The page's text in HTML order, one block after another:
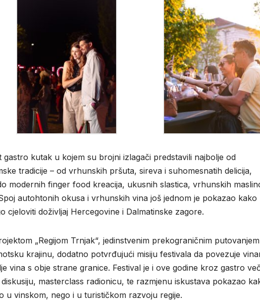
kutak u kojem su brojni izlagači predstavili najbolje od
tradicije – od vrhunskih pršuta, sireva i suhomesnatih delicija,
modernih finger food kreacija, ukusnih slastica, vrhunskih
autohtonih okusa i vrhunskih vina još jednom je pokazao kako
cjeloviti doživljaj Hercegovine i Dalmatinske zagore.
„Regijom Trnjak“, jedinstvenim prekograničnim
krajinu, dodatno potvrđujući misiju festivala da povezuje
vina s obje strane granice. Festival je i ove godine kroz gastro
masterclass radionicu, te razmjenu iskustava pokazao
u vinskom, nego i u turističkom razvoju regije.